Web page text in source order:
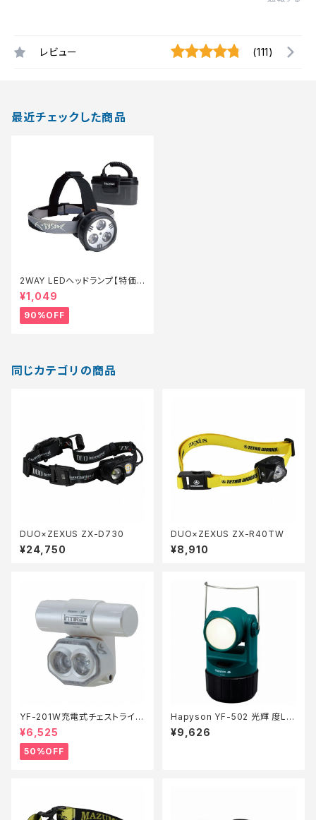
レビュー (111)
最近チェックした商品
2WAY LEDヘッドランプ【特価
装備】【90】
¥1,049
90%OFF
同じカテゴリの商品
DUO×ZEXUS ZX-D730
¥24,750
DUO×ZEXUS ZX-R40TW
¥8,910
YF-201W充電式チェストライト
ホワイト【特価装備】【50】
¥6,525
50%OFF
Hapyson YF-502 光輝 度LE
D投光集魚灯
¥9,626